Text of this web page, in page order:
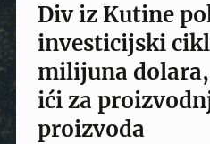
Div iz Kutine
investicijski
milijuna dolara,
ići za
proizvoda